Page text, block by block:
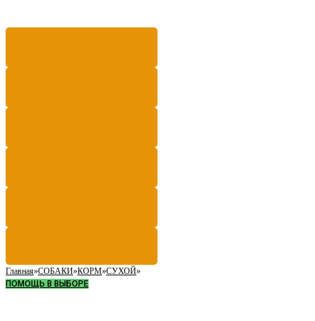
Главная»СОБАКИ»КОРМ»СУХОЙ»
ПОМОЩЬ В ВЫБОРЕ